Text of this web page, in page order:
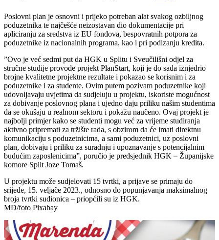
Poslovni plan je osnovni i prijeko potreban alat svakog ozbiljnog
poduzetnika te najčešće neizostavan dio dokumentacije pri
apliciranju za sredstva iz EU fondova, bespovratnih potpora za
poduzetnike iz nacionalnih programa, kao i pri podizanju kredita.
”Ovo je već sedmi put da HGK u Splitu i Sveučilišni odjel za
stručne studije provode projekt PlanStart, koji je do sada iznjedrio
brojne kvalitetne projektne rezultate i pokazao se korisnim i za
poduzetnike i za studente. Ovim putem pozivam poduzetnike koji
udovoljavaju uvjetima da sudjeluju u projektu, iskoriste mogućnost
za dobivanje poslovnog plana i ujedno daju priliku našim studentima
da se okušaju u realnom sektoru i pokažu naučeno. Ovaj projekt je
najbolji primjer kako se studenti mogu već za vrijeme studiranja
aktivno pripremati za tržište rada, s obzirom da će imati direktnu
komunikaciju s poduzetnicima, a sami poduzetnici, uz poslovni
plan, dobivaju i priliku za suradnju i upoznavanje s potencijalnim
budućim zaposlenicima”, poručio je predsjednik HGK – Županijske
komore Split Joze Tomaš.
U projektu može sudjelovati 15 tvrtki, a prijave se primaju do
srijede, 15. veljače 2023., odnosno do popunjavanja maksimalnog
broja tvrtki sudionica – priopćili su iz HGK.
MD/foto Pixabay